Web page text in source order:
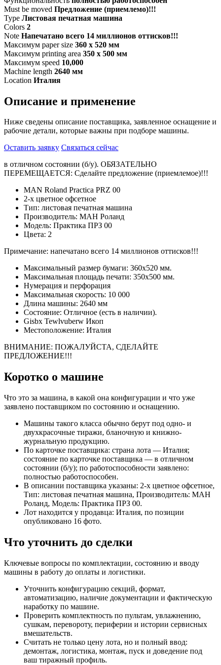
Must be moved Предложение (приемлемо)!!!
Type Листовая печатная машина
Colors 2
Note Напечатано всего 14 миллионов оттисков!!!
Максимум paper size 360 x 520 мм
Максимум printing area 350 x 500 мм
Максимум speed 10,000
Machine length 2640 мм
Location Италия
Описание и применение
Ниже сведены описание поставщика, заявленное оснащение и
рабочие детали, которые важны при подборе машины.
Оставить заявку Связаться сейчас
в отличном состоянии (б/у). ОБЯЗАТЕЛЬНО
ПЕРЕМЕЩАЕТСЯ: Сделайте предложение (приемлемое)!!!
MAN Roland Practica PRZ 00
2-х цветное офсетное
Тип: листовая печатная машина
Производитель: МАН Роланд
Модель: Практика ПРЗ 00
Цвета: 2
Примечание: напечатано всего 14 миллионов оттисков!!!
Максимальный размер бумаги: 360х520 мм.
Максимальная площадь печати: 350х500 мм.
Нумерация и перфорация
Максимальная скорость: 10 000
Длина машины: 2640 мм
Состояние: Отличное (есть в наличии).
Gisbx Tewlvuberw Икоп
Местоположение: Италия
ВНИМАНИЕ: ПОЖАЛУЙСТА, СДЕЛАЙТЕ
ПРЕДЛОЖЕНИЕ!!!
Коротко о машине
Что это за машина, в какой она конфигурации и что уже
заявлено поставщиком по состоянию и оснащению.
Машины такого класса обычно берут под одно- и
двухкрасочные тиражи, бланочную и книжно-
журнальную продукцию.
По карточке поставщика: страна лота — Италия;
состояние по карточке поставщика — в отличном
состоянии (б/у); по работоспособности заявлено:
полностью работоспособен.
В описании поставщика указаны: 2-х цветное офсетное,
Тип: листовая печатная машина, Производитель: МАН
Роланд, Модель: Практика ПРЗ 00.
Лот находится у продавца: Италия, по позиции
опубликовано 16 фото.
Что уточнить до сделки
Ключевые вопросы по комплектации, состоянию и вводу
машины в работу до оплаты и логистики.
Уточнить конфигурацию секций, формат,
автоматизацию, наличие документации и фактическую
наработку по машине.
Проверить комплектность по пультам, увлажнению,
сушкам, перевороту, периферии и истории сервисных
вмешательств.
Считать не только цену лота, но и полный ввод:
демонтаж, логистика, монтаж, пуск и доведение под
ваш тиражный профиль.